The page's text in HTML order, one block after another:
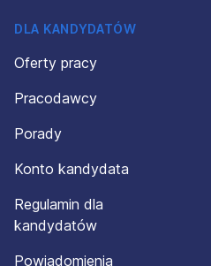
DLA KANDYDATÓW
Oferty pracy
Pracodawcy
Porady
Konto kandydata
Regulamin dla
kandydatów
Powiadomienia